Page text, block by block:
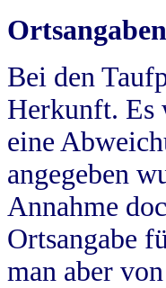
Bei den
Herkunft. Es
eine
angegeben
Annahme
Ortsangabe
man aber